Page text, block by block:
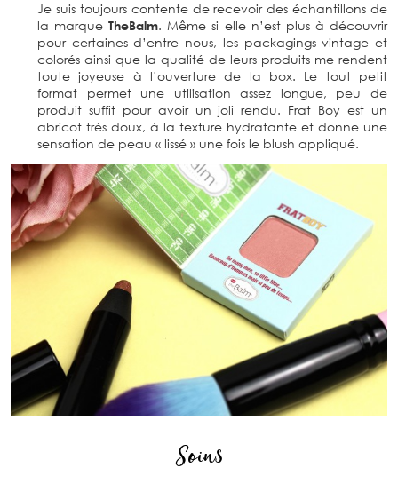
Je suis toujours contente de recevoir des échantillons de
la marqueTheBalm. Même si elle n’est plus à découvrir
pour certaines d’entre nous, les packagings vintage et
colorés ainsi que la qualité de leurs produits me rendent
toute joyeuse à l’ouverture de la box. Le tout petit
format permet une utilisation assez longue, peu de
produit suffit pour avoir un joli rendu. Frat Boy est un
abricot très doux, à la texture hydratante et donne une
sensation de peau « lissé » une fois le blush appliqué.
Soins